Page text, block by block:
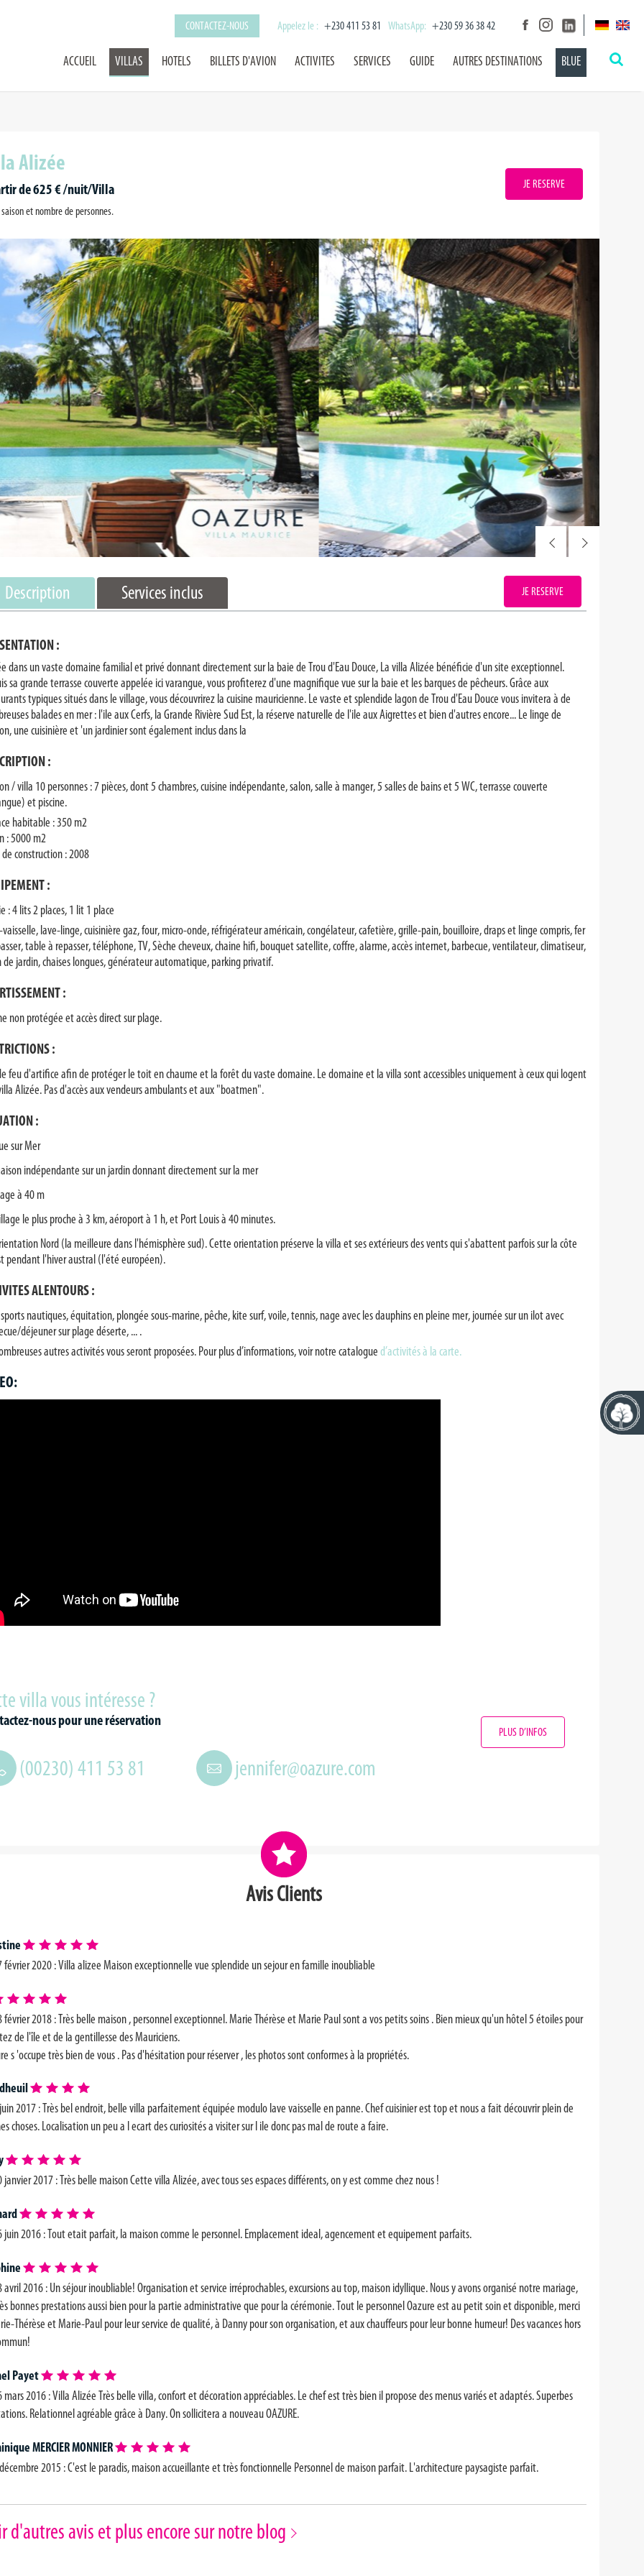
CONTACTEZ-NOUS Appelez le : +230 411 53 81 WhatsApp: +230 59 36 38 42
ACCUEIL VILLAS HOTELS BILLETS D'AVION ACTIVITES SERVICES GUIDE AUTRES DESTINATIONS BLUE
Alizée
de 625 € /nuit/Villa
et nombre de personnes.
JE RESERVE
Description Services inclus JE RESERVE
:
dans un vaste domaine familial et privé donnant directement sur la baie de Trou d'Eau Douce, La villa Alizée bénéficie d'un site exceptionnel.
sa grande terrasse couverte appelée ici varangue, vous profiterez d'une magnifique vue sur la baie et les barques de pêcheurs. Grâce aux
typiques situés dans le village, vous découvrirez la cuisine mauricienne. Le vaste et splendide lagon de Trou d'Eau Douce vous invitera à de
balades en mer : l'ile aux Cerfs, la Grande Rivière Sud Est, la réserve naturelle de l'ile aux Aigrettes et bien d'autres encore... Le linge de
une cuisinière et 'un jardinier sont également inclus dans la
:
/ villa 10 personnes : 7 pièces, dont 5 chambres, cuisine indépendante, salon, salle à manger, 5 salles de bains et 5 WC, terrasse couverte
et piscine.
habitable : 350 m2
: 5000 m2
construction : 2008
:
: 4 lits 2 places, 1 lit 1 place
vaisselle, lave-linge, cuisinière gaz, four, micro-onde, réfrigérateur américain, congélateur, cafetière, grille-pain, bouilloire, draps et linge compris, fer
table à repasser, téléphone, TV, Sèche cheveux, chaine hifi, bouquet satellite, coffre, alarme, accès internet, barbecue, ventilateur, climatiseur,
de jardin, chaises longues, générateur automatique, parking privatif.
:
non protégée et accès direct sur plage.
:
feu d'artifice afin de protéger le toit en chaume et la forêt du vaste domaine. Le domaine et la villa sont accessibles uniquement à ceux qui logent
Alizée. Pas d'accès aux vendeurs ambulants et aux "boatmen".
:
sur Mer
indépendante sur un jardin donnant directement sur la mer
à 40 m
le plus proche à 3 km, aéroport à 1 h, et Port Louis à 40 minutes.
Nord (la meilleure dans l'hémisphère sud). Cette orientation préserve la villa et ses extérieurs des vents qui s'abattent parfois sur la côte
pendant l'hiver austral (l'été européen).
ALENTOURS :
nautiques, équitation, plongée sous-marine, pêche, kite surf, voile, tennis, nage avec les dauphins en pleine mer, journée sur un ilot avec
déjeuner sur plage déserte, ... .
autres activités vous seront proposées. Pour plus d’informations, voir notre catalogued’activités à la carte.
villa vous intéresse ?
nous pour une réservation
(00230) 411 53 81 jennifer@oazure.com
PLUS D’INFOS
Avis Clients
février 2020 : Villa alizeeMaison exceptionnelle vue splendide un sejour en famille inoubliable
février 2018 : Très belle maison , personnel exceptionnel. Marie Thérèse et Marie Paul sont a vos petits soins . Bien mieux qu'un hôtel 5 étoiles pour
de l'île et de la gentillesse des Mauriciens.
s 'occupe très bien de vous . Pas d'hésitation pour réserver , les photos sont conformes à la propriétés.
2017 : Très bel endroit, belle villa parfaitement équipée modulo lave vaisselle en panne. Chef cuisinier est top et nous a fait découvrir plein de
choses. Localisation un peu a l ecart des curiosités a visiter sur l ile donc pas mal de route a faire.
janvier 2017 : Très belle maison Cette villa Alizée, avec tous ses espaces différents, on y est comme chez nous !
juin 2016 : Tout etait parfait, la maison comme le personnel. Emplacement ideal, agencement et equipement parfaits.
avril 2016 : Un séjour inoubliable! Organisation et service irréprochables, excursions au top, maison idyllique. Nous y avons organisé notre mariage,
bonnes prestations aussi bien pour la partie administrative que pour la cérémonie. Tout le personnel Oazure est au petit soin et disponible, merci
Thérèse et Marie-Paul pour leur service de qualité, à Danny pour son organisation, et aux chauffeurs pour leur bonne humeur! Des vacances hors
Payet
mars 2016 : Villa Alizée Très belle villa, confort et décoration appréciables. Le chef est très bien il propose des menus variés et adaptés. Superbes
Relationnel agréable grâce à Dany. On sollicitera a nouveau OAZURE.
MERCIER MONNIER
2015 : C'est le paradis, maison accueillante et très fonctionnelle Personnel de maison parfait. L'architecture paysagiste parfait.
d'autres avis et plus encore sur notre blog